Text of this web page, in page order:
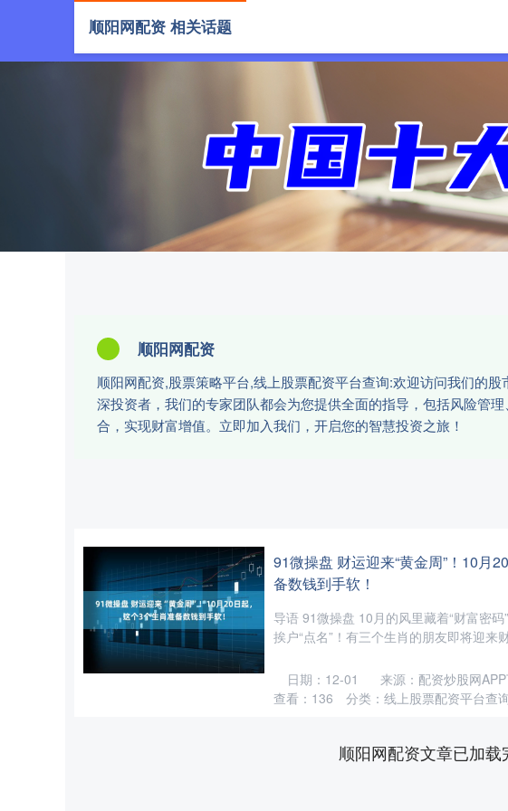
顺阳网配资
顺阳网配资,股票策略平台,线上股票配资平台查询:欢迎访问我们的
深投资者，我们的专家团队都会为您提供全面的指导，包括风险管
合，实现财富增值。立即加入我们，开启您的智慧投资之旅！
顺阳网配资 相关话题
91微操盘 财运迎来“黄金周”！10月
备数钱到手软！
导语 91微操盘 10月的风里藏着“财富密
挨户“点名”！有三个生肖的朋友即将迎来
日期：12-01
来源：配资炒股网
查看： 136 分类： 线上股票配资平台查
顺阳网配资文章已加载